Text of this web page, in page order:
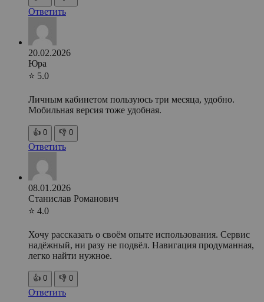
Ответить
20.02.2026
Юра
⭐ 5.0
Личным кабинетом пользуюсь три месяца, удобно.
Мобильная версия тоже удобная.
👍 0 👎 0
Ответить
08.01.2026
Станислав Романович
⭐ 4.0
Хочу рассказать о своём опыте использования. Сервис
надёжный, ни разу не подвёл. Навигация продуманная,
легко найти нужное.
👍 0 👎 0
Ответить